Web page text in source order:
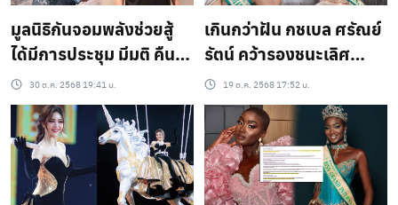
มูลนิธิกันจอมพลังช่วยสู้
ได้มีการประชุม มีมติ คืน
เงินให้กับทาง ด้าน บอสณ
วัฒน์ มิสแกรนด์ โอนเงิน
เรียบร้อย
30 ต.ค. 2568 19:41 น.
เกินกว่าฝัน กชเบล ศรัณย์
รัตน์ คว้ารองชนะเลิศ
อันดับ1 มิสแกรนด์อินเตอร์
เนชั่นแนล 2025 ปลดล็อค
ทุกอย่างตอบคำถามเป็น
ภาษาอังกฤษ
19 ต.ค. 2568 17:52 น.